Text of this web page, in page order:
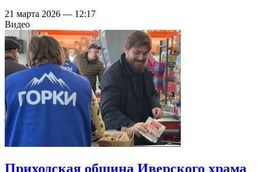
21 марта 2026 — 12:17
Видео
Приходская община Иверского храма